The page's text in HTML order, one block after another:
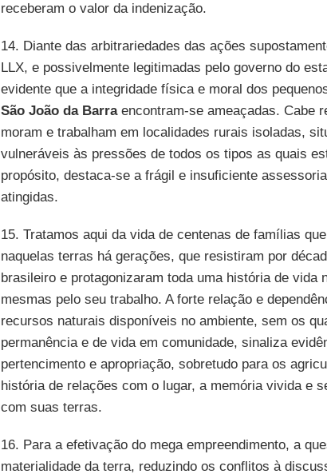
receberam o valor da indenização.
14. Diante das arbitrariedades das ações
LLX, e possivelmente legitimadas pelo governo do
evidente que a integridade física e moral dos
São João da Barraencontram-se ameaçadas. Cabe
moram e trabalham em localidades rurais isoladas,
vulneráveis às pressões de todos os tipos as quais
propósito, destaca-se a frágil e insuficiente
atingidas.
15. Tratamos aqui da vida de centenas de famílias
naquelas terras há gerações, que resistiram por
brasileiro e protagonizaram toda uma história de vida
mesmas pelo seu trabalho. A forte relação e
recursos naturais disponíveis no ambiente, sem os
permanência e de vida em comunidade, sinaliza
pertencimento e apropriação, sobretudo para os
história de relações com o lugar, a memória vivida e
com suas terras.
16. Para a efetivação do mega empreendimento, a
materialidade da terra, reduzindo os conflitos à